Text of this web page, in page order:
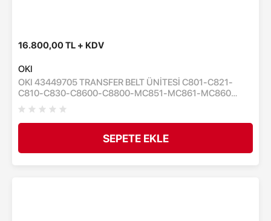
16.800,00 TL + KDV
OKI
OKI 43449705 TRANSFER BELT ÜNİTESİ C801-C821-
C810-C830-C8600-C8800-MC851-MC861-MC860
TAŞIYICI KAYIŞ ÜNİTESİ - 80,000 SAYFA
SEPETE EKLE